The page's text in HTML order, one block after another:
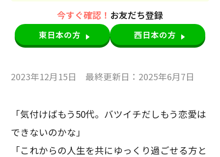
今すぐ確認！ お友だち登録
東日本の方 西日本の方
2023年12月15日 最終更新日：2025年6月7日
「気付けばもう50代。バツイチだしもう恋愛は
できないのかな」
「これからの人生を共にゆっくり過ごせる方と